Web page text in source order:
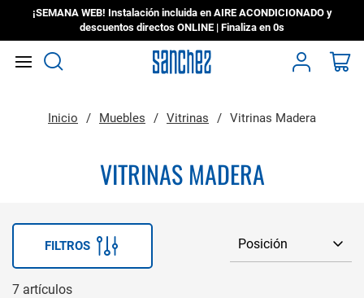
¡SEMANA WEB! Instalación incluida en AIRE ACONDICIONADO y
descuentos directos ONLINE | Finaliza en 0s
Inicio Muebles Vitrinas Vitrinas Madera
VITRINAS MADERA
FILTROS
7 artículos